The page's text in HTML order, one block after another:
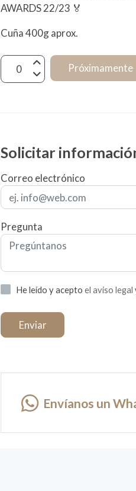
AWARDS 22/23 🏅
Cuña 400g aprox.
Próximamente
Solicitar
Correo electrónico
Pregunta
He leído y acepto el aviso legal
Enviar
Envíanos un